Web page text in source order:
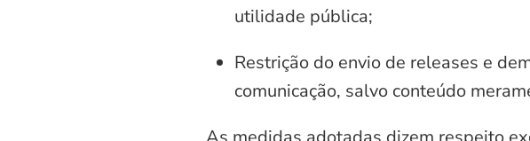
utilidade pública;
Restrição do envio de releases e
comunicação, salvo conteúdo